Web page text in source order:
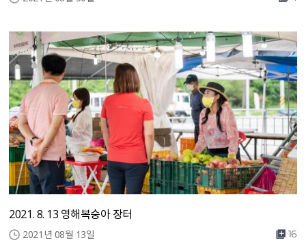
2021. 8. 13 영해복숭아 장터
2021년 08월 13일 16